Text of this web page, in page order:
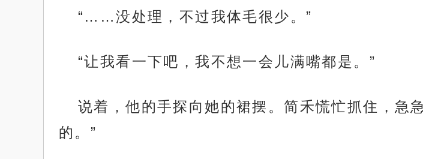
“……没处理，不过我体毛很少。”
“让我看一下吧，我不想一会儿满嘴都是。”
说着，他的手探向她的裙摆。简禾慌忙抓住，
的。”